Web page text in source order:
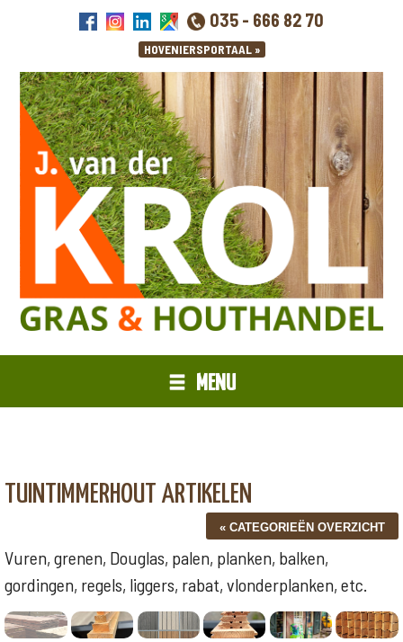
035 - 666 82 70
MENU
TUINTIMMERHOUT ARTIKELEN
Vuren, grenen, Douglas, palen, planken, balken,
gordingen, regels, liggers, rabat, vlonderplanken, etc.